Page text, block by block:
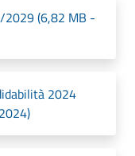
2029 (6,82 MB -
2024